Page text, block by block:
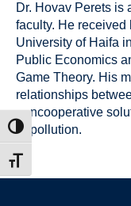
הפעל/
מתג
Dr. Hovav Perets is
faculty. He
University of Haifa
Public Economics
Game Theory. His
relationships
noncooperative
or pollution.